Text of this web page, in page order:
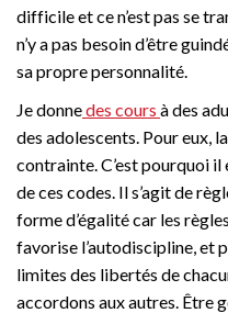
difficile et ce n’est pas se
n’y a pas besoin d’être
sa propre personnalité.
Je donnedes cours à des
des adolescents. Pour eux,
contrainte. C’est pourquoi
de ces codes. Il s’agit de
forme d’égalité car les
favorise l’autodiscipline, et
limites des libertés de
accordons aux autres. Être